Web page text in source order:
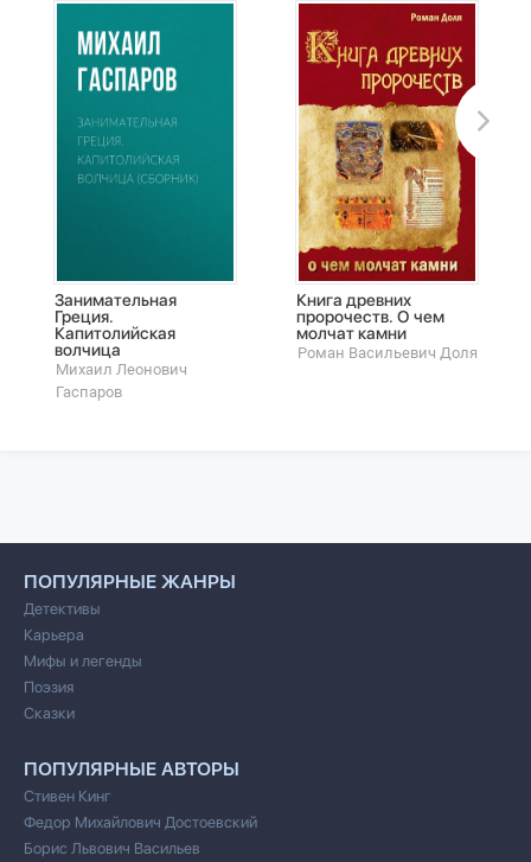
Занимательная
Греция.
Капитолийская
волчица
Михаил Леонович
Гаспаров
Книга древних
пророчеств. О чем
молчат камни
Роман Васильевич Доля
ПОПУЛЯРНЫЕ ЖАНРЫ
Детективы
Карьера
Мифы и легенды
Поэзия
Сказки
ПОПУЛЯРНЫЕ АВТОРЫ
Стивен Кинг
Федор Михайлович Достоевский
Борис Львович Васильев